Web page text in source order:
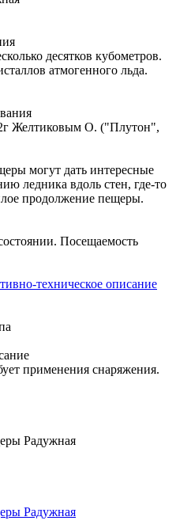
десятков кубометров.
атмогенного льда.
Желтиковым О. ("Плутон",
могут дать интересные
ледника вдоль стен, где-то
продолжение пещеры.
Посещаемость
техническое описание
применения снаряжения.
Радужная
Радужная